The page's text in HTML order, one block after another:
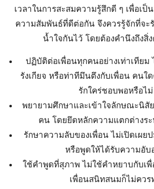
เวลาในการสะสมความรู้สึกดี ๆ เพื่อเป็
ความสัมพันธ์ที่ดีต่อกัน จึงควรรู้จักที่จะ
น้ำใจกันไว้ โดยต้องคำนึงถึงสิ่
ปฏิบัติต่อเพื่อนทุกคนอย่างเท่าเทียม
รังเกียจ หรือท่าทีมึนตึงกับเพื่อน คนใ
รักใคร่ชอบพอหรือไม่
พยายามศึกษาและเข้าใจลักษณะนิสั
คน โดยยึดหลักความแตกต่างร
รักษาความลับของเพื่อน ไม่เปิดเผย
หรือพูดให้ได้รับความอับ
ใช้คำพูดที่สุภาพ ไม่ใช้คำหยาบกับเพื่
เพื่อนสนิทสนมก็ไม่ควร